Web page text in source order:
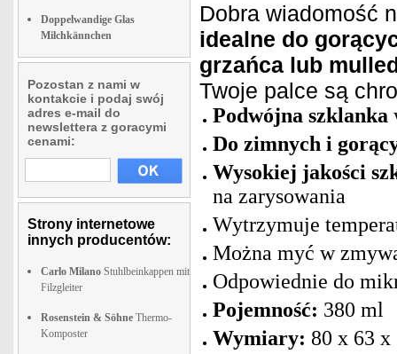
Doppelwandige Glas
Milchkännchen
Pozostan z nami w
kontakcie i podaj swój
adres e-mail do
newslettera z goracymi
cenami:
Strony internetowe
innych producentów:
Carlo Milano Stuhlbeinkappen mit
Filzgleiter
Rosenstein & Söhne Thermo-
Komposter
Dobra wiadomość
idealne do
grzańca lub
Twoje palce są
Podwójna szklanka
Do zimnych i
Wysokiej jakości
na zarysowania
Wytrzymuje
Można myć w
Odpowiednie do
Pojemność: 380 ml
Wymiary: 80 x 63 x